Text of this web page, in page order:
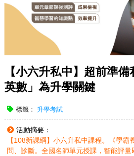
【小六升私中】超前準
英數」為升學關鍵
標籤： 升學考試
活動摘要：
【108新課綱】小六升私中課程。《學
問、診斷。全國名師單元授課，智能評